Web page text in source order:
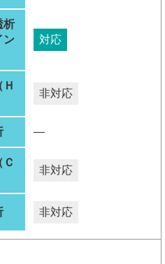
析
ン
対応
非対応
―
非対応
非対応